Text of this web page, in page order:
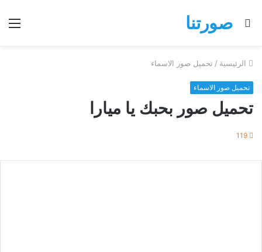
صورتنا
بحث
الرئيسية / تحميل صور الاسماء
تحميل صور الاسماء
تحميل صور بحبك يا ميارا
119